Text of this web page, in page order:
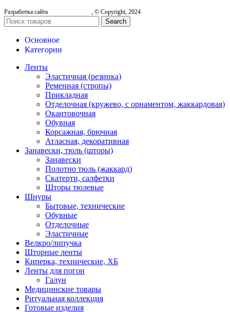
Разработка сайта , © Copyright, 2024
Search
Основное
Категории
Ленты
Эластичная (резинка)
Ременная (стропы)
Прикладная
Отделочная (кружево, с орнаментом, жаккардовая)
Окантовочная
Обувная
Корсажная, брючная
Атласная, декоративная
Занавески, тюль (шторы)
Занавески
Полотно тюль (жаккард)
Скатерти, салфетки
Шторы тюлевые
Шнуры
Бытовые, технические
Обувные
Отделочные
Эластичные
Велкро/липучка
Шторные ленты
Киперка, технические, ХБ
Ленты для погон
Галун
Медицинские товары
Ритуальная коллекция
Готовые изделия